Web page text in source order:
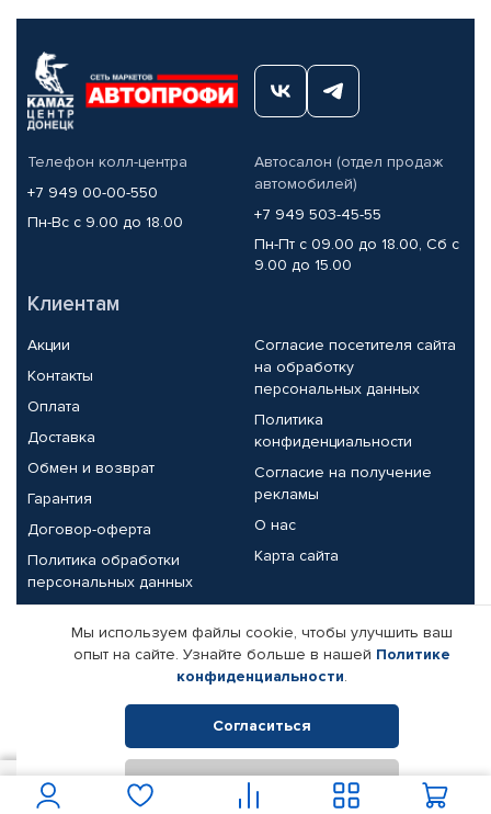
Телефон колл-центра
+7 949 00-00-550
Пн-Вс с 9.00 до 18.00
Автосалон (отдел продаж
автомобилей)
+7 949 503-45-55
Пн-Пт с 09.00 до 18.00, Сб с
9.00 до 15.00
Клиентам
Акции
Контакты
Оплата
Доставка
Обмен и возврат
Гарантия
Договор-оферта
Политика обработки
персональных данных
Согласие посетителя сайта
на обработку
персональных данных
Политика
конфиденциальности
Согласие на получение
рекламы
О нас
Карта сайта
Партнерам
Корпоративным клиентам
Поставщикам
Реквизиты компании
© КАМАЗ ЦЕНТР ДОНЕЦК, 2015-2026. Все права защищены.
Интернет-магазин автомобильных товаров Автопрофи.
Мы используем файлы cookie, чтобы улучшить ваш
опыт на сайте. Узнайте больше в нашей Политике
конфиденциальности.
Согласиться
Отклонить
В корзину